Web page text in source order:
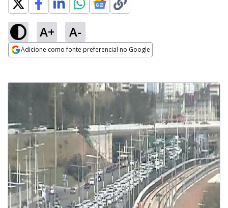
A+ A-
Adicione como fonte preferencial no Google